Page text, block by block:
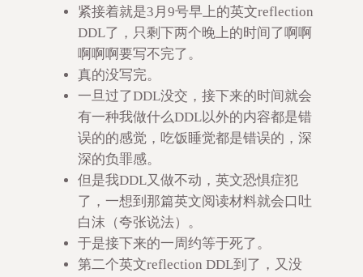
紧接着就是3月9号早上的英文reflection
DDL了，只剩下两个晚上的时间了啊啊
啊啊啊要写不完了。
真的没写完。
一旦过了DDL没交，接下来的时间就会
有一种我做什么DDL以外的内容都是错
误的的感觉，吃饭睡觉都是错误的，深
深的负罪感。
但是我DDL又做不动，英文恐惧症犯
了，一想到那篇英文阅读材料就会口吐
白沫（夸张说法）。
于是接下来的一周约等于死了。
第二个英文reflection DDL到了，又没